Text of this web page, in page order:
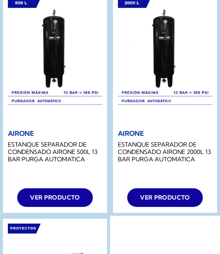
AIRONE
ESTANQUE SEPARADOR DE
CONDENSADO AIRONE 500L 13
BAR PURGA AUTOMATICA
VER PRODUCTO
AIRONE
ESTANQUE SEPARADOR DE
CONDENSADO AIRONE 2000L 13
BAR PURGA AUTOMATICA
VER PRODUCTO